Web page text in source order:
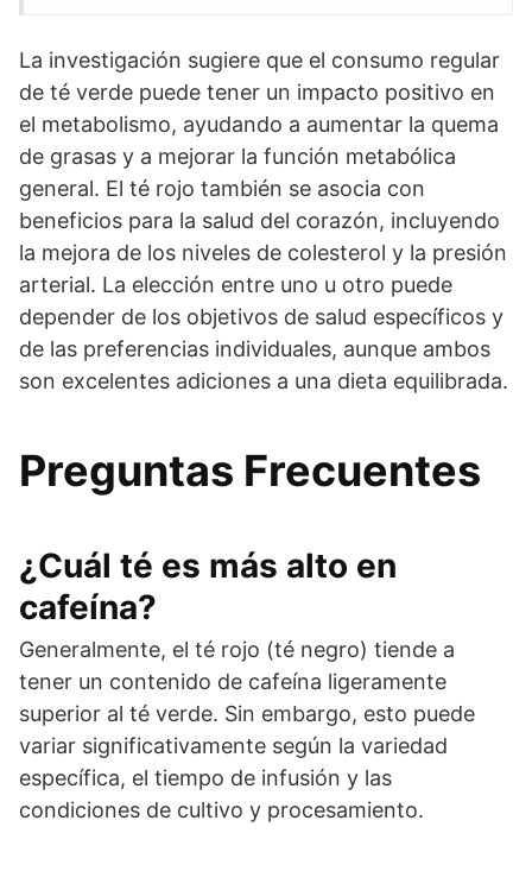
La investigación sugiere que el consumo regular
de té verde puede tener un impacto positivo en
el metabolismo, ayudando a aumentar la quema
de grasas y a mejorar la función metabólica
general. El té rojo también se asocia con
beneficios para la salud del corazón, incluyendo
la mejora de los niveles de colesterol y la presión
arterial. La elección entre uno u otro puede
depender de los objetivos de salud específicos y
de las preferencias individuales, aunque ambos
son excelentes adiciones a una dieta equilibrada.
Preguntas Frecuentes
¿Cuál té es más alto en
cafeína?
Generalmente, el té rojo (té negro) tiende a
tener un contenido de cafeína ligeramente
superior al té verde. Sin embargo, esto puede
variar significativamente según la variedad
específica, el tiempo de infusión y las
condiciones de cultivo y procesamiento.